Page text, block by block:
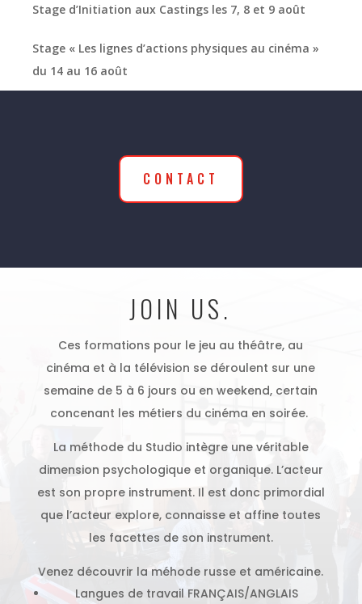
Stage d’Initiation aux Castings les 7, 8 et 9 août
Stage « Les lignes d’actions physiques au cinéma »
du 14 au 16 août
CONTACT
JOIN US.
Ces formations pour le jeu au théâtre, au
cinéma et à la télévision se déroulent sur une
semaine de 5 à 6 jours ou en weekend, certain
concenant les métiers du cinéma en soirée.
La méthode du Studio intègre une véritable
dimension psychologique et organique. L’acteur
est son propre instrument. Il est donc primordial
que l’acteur explore, connaisse et affine toutes
les facettes de son instrument.
Venez découvrir la méhode russe et américaine.
Langues de travail FRANÇAIS/ANGLAIS